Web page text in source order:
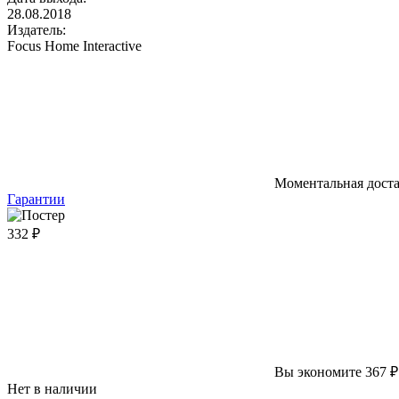
28.08.2018
Издатель:
Focus Home Interactive
Моментальная
Гарантии
332 ₽
Вы экономите 367 ₽
Нет в наличии